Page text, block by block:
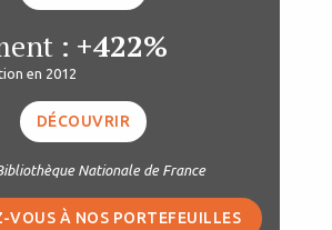
: +422%
en 2012
DÉCOUVRIR
Nationale de France
VOUS À NOS PORTEFEUILLES